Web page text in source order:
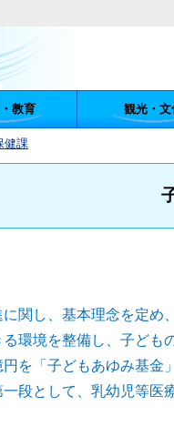
教育 観光・文
健課
関し、基本理念を定
環境を整備し、子ど
を「子どもあゆみ基
段として、乳幼児等医